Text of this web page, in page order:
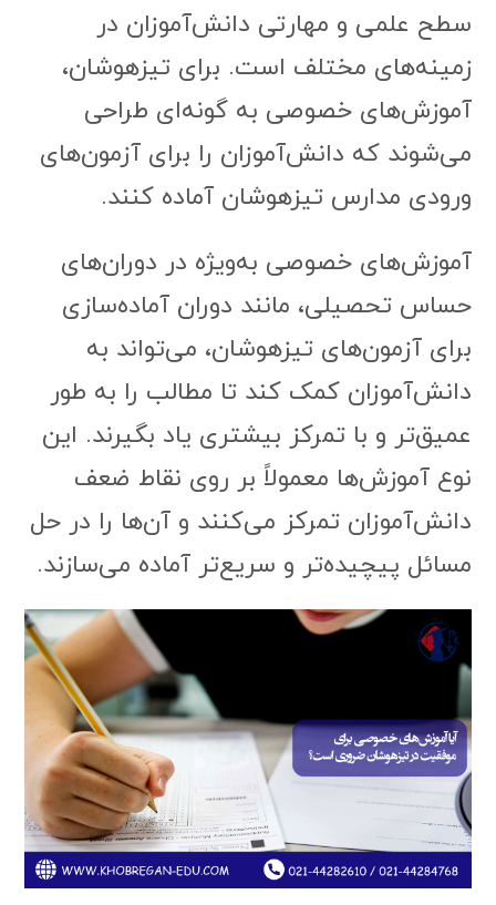
سطح علمی و مهارتی دانش‌آموزان در
زمینه‌های مختلف است. برای تیزهوشان،
آموزش‌های خصوصی به گونه‌ای طراحی
می‌شوند که دانش‌آموزان را برای آزمون‌های
ورودی مدارس تیزهوشان آماده کنند.
آموزش‌های خصوصی به‌ویژه در دوران‌های
حساس تحصیلی، مانند دوران آماده‌سازی
برای آزمون‌های تیزهوشان، می‌تواند به
دانش‌آموزان کمک کند تا مطالب را به طور
عمیق‌تر و با تمرکز بیشتری یاد بگیرند. این
نوع آموزش‌ها معمولاً بر روی نقاط ضعف
دانش‌آموزان تمرکز می‌کنند و آن‌ها را در حل
مسائل پیچیده‌تر و سریع‌تر آماده می‌سازند.